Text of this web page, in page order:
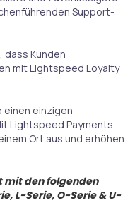
Support-
dass Kunden
mit Lightspeed Loyalty
einen einzigen
Lightspeed Payments
Ort aus und erhöhen
mit den folgenden
L-Serie, O-Serie & U-